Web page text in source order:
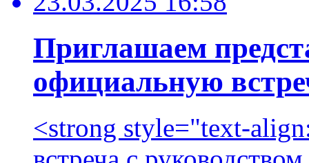
Приглашаем
официальную
<strong style="text-